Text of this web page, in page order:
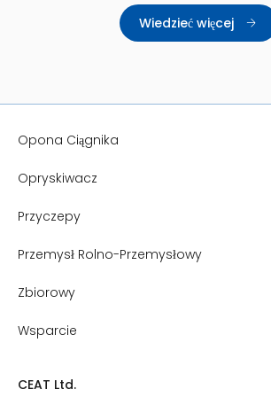
krytycznym aspektem balastowania jest to,
ile ciężaru dodać i gdzie umieścić te
materiały. – Maszyny rolnicze i budowlane z
funkcjonalność. Ciągniki rolnicze mają
walizek, które umożliwiają określenie masy
całkowitej i jej rozkładu, co ma kluczowe
chodzi o ciągniki rolnicze, pierwszym
silnika ciągnika i obciążeń osi. W idealnej
wynosić od 100 do 120 funtów/KM. Lżejsze
obciążniki są bardziej pożądane i wydajne, o
jak stabilność czy podskakiwanie kół. Większe
zmniejszenia poślizgu, co zwiększa
wydajność, zwłaszcza w wymagających
napędem na 2 koła rozkład masy powinien
Wiedzieć więcej
Opona Ciągnika
Opryskiwacz
Przyczepy
Przemysł Rolno-Przemysłowy
Zbiorowy
Wsparcie
CEAT Ltd.